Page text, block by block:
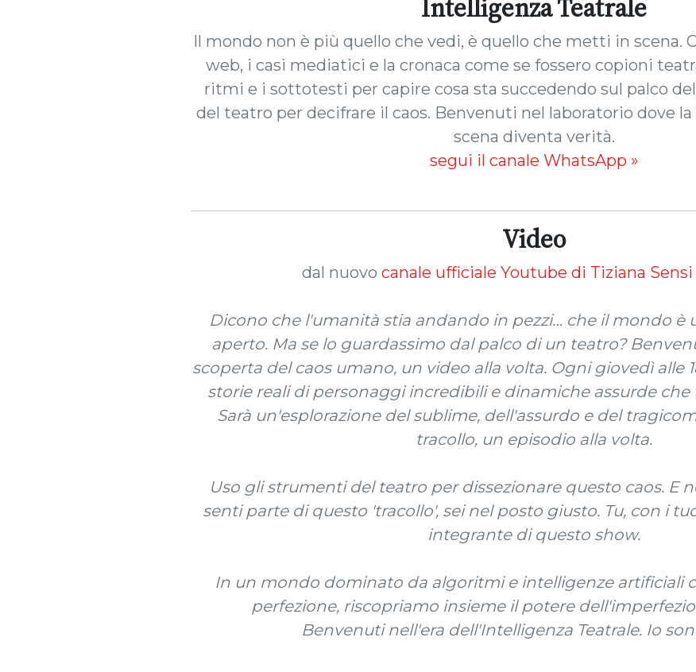
Intelligenza Teatrale
Il mondo non è più quello che vedi, è quello che metti in scena.
web, i casi mediatici e la cronaca come se fossero copioni
ritmi e i sottotesti per capire cosa sta succedendo sul palco
del teatro per decifrare il caos. Benvenuti nel laboratorio dove
scena diventa verità.
segui il canale WhatsApp »
Video
dal nuovo canale ufficiale Youtube di Tiziana
Dicono che l'umanità stia andando in pezzi… che il mondo è
aperto. Ma se lo guardassimo dal palco di un teatro?
scoperta del caos umano, un video alla volta. Ogni giovedì alle
storie reali di personaggi incredibili e dinamiche assurde
Sarà un'esplorazione del sublime, dell'assurdo e del
tracollo, un episodio alla volta.
Uso gli strumenti del teatro per dissezionare questo caos. E
senti parte di questo 'tracollo', sei nel posto giusto. Tu, con i
integrante di questo show.
In un mondo dominato da algoritmi e intelligenze artificiali
perfezione, riscopriamo insieme il potere
Benvenuti nell'era dell'Intelligenza Teatrale. Io